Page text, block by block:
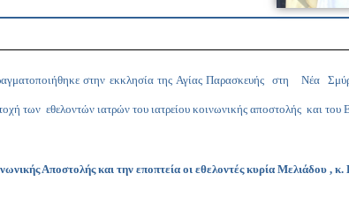
στην εκκλησία της Αγίας Παρασκευής στη Νέα
των εθελοντών ιατρών του ιατρείου κοινωνικής αποστολής και του
Αποστολής και την εποπτεία οι εθελοντές κυρία Μελιάδου ,